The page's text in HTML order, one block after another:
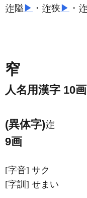
隘 ▶ ・ 狭 ▶ ・
窄
人名用漢字 10画
(異体字)
9画
[字音] サク
[字訓] せまい